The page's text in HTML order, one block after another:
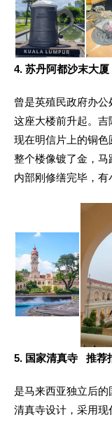
4. 苏丹阿都沙末
曾是英殖民政府办
这座大楼前升起。
现在明信片上的铜
整个楼像镀了金，
内部刚修缮完毕，有
5. 国家清真寺 推荐
是马来西亚独立后
清真寺设计，采用